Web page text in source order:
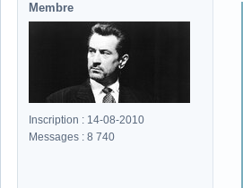
Membre
Inscription : 14-08-2010
Messages : 8 740